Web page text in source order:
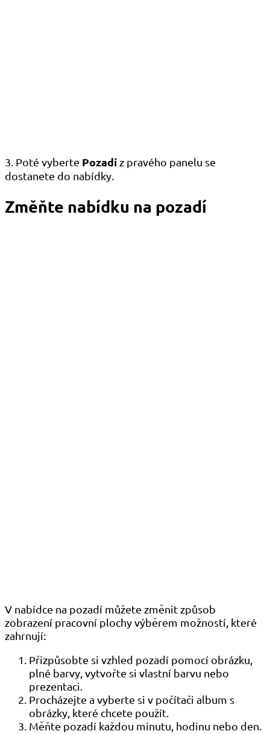
3. Poté vyberte Pozadíz pravého panelu se
dostanete do nabídky.
Změňte nabídku na pozadí
V nabídce na pozadí můžete změnit způsob
zobrazení pracovní plochy výběrem možností, které
zahrnují:
Přizpůsobte si vzhled pozadí pomocí obrázku,
plné barvy, vytvořte si vlastní barvu nebo
prezentaci.
Procházejte a vyberte si v počítači album s
obrázky, které chcete použít.
Měňte pozadí každou minutu, hodinu nebo den.